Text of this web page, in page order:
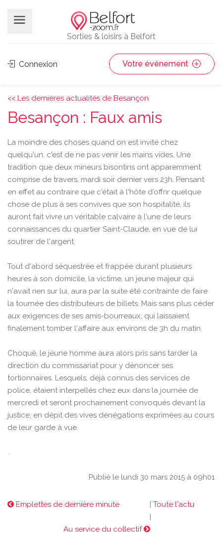
Sorties & loisirs à Belfort
Connexion Votre événement
<< Les dernières actualités de Besançon
Besançon : Faux amis
La moindre des choses quand on est invité chez
quelqu'un, c'est de ne pas venir les mains vides. Une
tradition que deux mineurs bisontins ont apparemment
comprise de travers, mardi soir dernier vers 23h. Pensant
en effet au contraire que c'était à l'hôte d'offrir quelque
chose de plus à ses convives que son hospitalité, ils
auront fait vivre un véritable calvaire à l'une de leurs
connaissances du quartier Saint-Claude, en vue de lui
soutirer de l'argent.
Tout d'abord séquestrée et frappée durant plusieurs
heures à son domicile, la victime, un jeune majeur qui
n'avait rien sur lui, aura par la suite été contrainte de faire
la tournée des distributeurs de billets. Mais sans plus céder
aux exigences de ses amis-bourreaux, qui laissaient
finalement tomber l'affaire aux environs de 3h du matin.
Choqué, le jeune homme aura alors pris sans tarder la
direction du commissariat pour y dénoncer ses
tortionnaires. Lesquels, déjà connus des services de
police, étaient interpellés chez eux dans la journée de
mercredi et seront prochainement convoqués devant la
justice, en dépit des vives dénégations exprimées au cours
de leur garde à vue.
.
Publié le lundi 30 mars 2015 à 09h01
Emplettes de dernière minute | Toute l'actu
|
Au service du collectif